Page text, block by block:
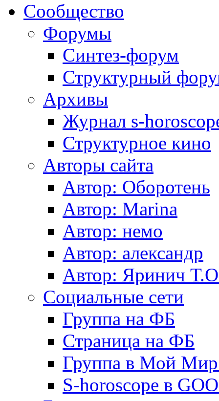
Сообщество
Форумы
Синтез-форум
Структурный
Архивы
Журнал s-
Структурное кино
Авторы сайта
Автор: Оборотень
Автор: Marina
Автор: немo
Автор: александр
Автор: Яринич
Социальные сети
Группа на ФБ
Страница на ФБ
Группа в Мой
S-horoscope в